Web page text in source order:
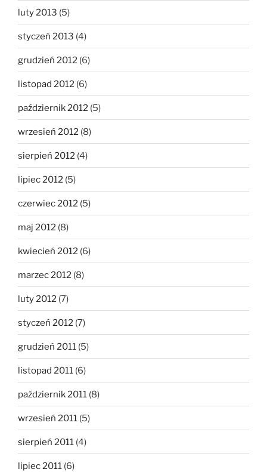
luty 2013 (5)
styczeń 2013 (4)
grudzień 2012 (6)
listopad 2012 (6)
październik 2012 (5)
wrzesień 2012 (8)
sierpień 2012 (4)
lipiec 2012 (5)
czerwiec 2012 (5)
maj 2012 (8)
kwiecień 2012 (6)
marzec 2012 (8)
luty 2012 (7)
styczeń 2012 (7)
grudzień 2011 (5)
listopad 2011 (6)
październik 2011 (8)
wrzesień 2011 (5)
sierpień 2011 (4)
lipiec 2011 (6)